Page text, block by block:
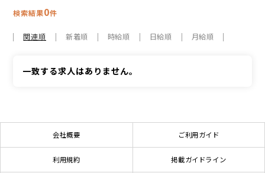
検索結果0件
関連順 新着順 時給順 日給順 月給順
一致する求人はありません。
会社概要 ご利用ガイド
利用規約 掲載ガイドライン